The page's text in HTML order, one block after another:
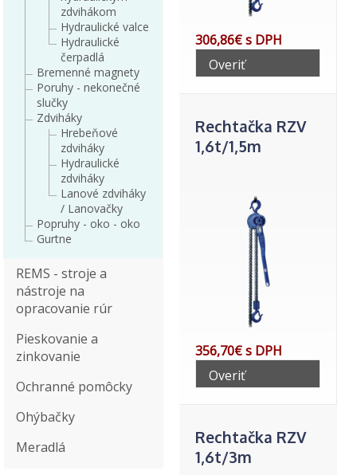
zdvihákom
Hydraulické valce
Hydraulické
čerpadlá
Bremenné magnety
Poruhy - nekonečné
slučky
Zdviháky
Hrebeňové
zdviháky
Hydraulické
zdviháky
Lanové zdviháky
/ Lanovačky
Popruhy - oko - oko
Gurtne
REMS - stroje a
nástroje na
opracovanie rúr
Pieskovanie a
zinkovanie
Ochranné pomôcky
Ohýbačky
Meradlá
306,86€ s DPH
Overiť
telefonicky
Rechtačka RZV
1,6t/1,5m
356,70€ s DPH
Overiť
telefonicky
Rechtačka RZV
1,6t/3m